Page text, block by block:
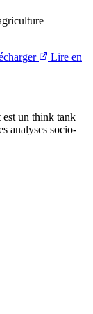
Lire en
un think tank
analyses socio-